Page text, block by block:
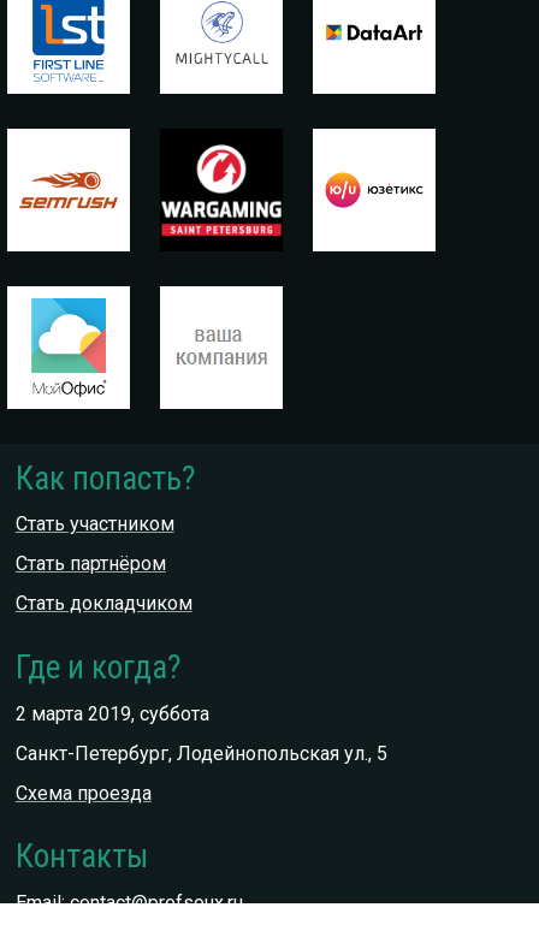
Как попасть?
Стать участником
Стать партнёром
Стать докладчиком
Где и когда?
2 марта 2019, суббота
Санкт-Петербург, Лодейнопольская ул., 5
Схема проезда
Контакты
Email:contact@profsoux.ru